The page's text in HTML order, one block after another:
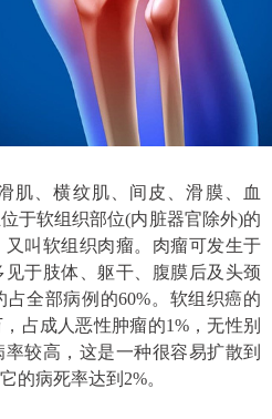
肌、横纹肌、间皮、滑膜、血
于软组织部位(内脏器官除外)的
叫软组织肉瘤。肉瘤可发生于
于肢体、躯干、腹膜后及头颈
全部病例的60%。软组织癌的
占成人恶性肿瘤的1%，无性别
较高，这是一种很容易扩散到
的病死率达到2%。